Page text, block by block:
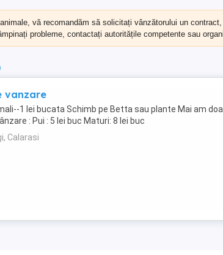
vă recomandăm să solicitați vânzătorului un
probleme, contactați autoritățile competente sau
vanzare
1 lei bucata Schimb pe Betta sau plante Mai am
: Pui : 5 lei buc Maturi: 8 lei buc
Calarasi